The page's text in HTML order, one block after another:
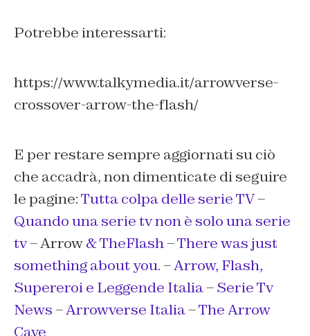
Potrebbe interessarti:
https://www.talkymedia.it/arrowverse-
crossover-arrow-the-flash/
E per restare sempre aggiornati su ciò
che accadrà, non dimenticate di seguire
le pagine:Tutta colpa delle serie TV–
Quando una serie tv non è solo una serie
tv– Arrow& TheFlash–There was just
something about you.–Arrow, Flash,
Supereroi e Leggende Italia–Serie Tv
News–Arrowverse Italia–The Arrow
Cave